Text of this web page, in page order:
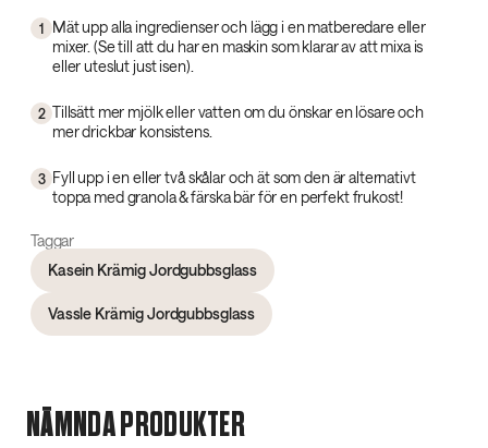
1
Mät upp alla ingredienser och lägg i en matberedare eller
mixer. (Se till att du har en maskin som klarar av att mixa is
eller uteslut just isen).
2 Tillsätt mer mjölk eller vatten om du önskar en lösare och
mer drickbar konsistens.
3 Fyll upp i en eller två skålar och ät som den är alternativt
toppa med granola & färska bär för en perfekt frukost!
Taggar
Kasein Krämig Jordgubbsglass
Vassle Krämig Jordgubbsglass
NÄMNDA PRODUKTER